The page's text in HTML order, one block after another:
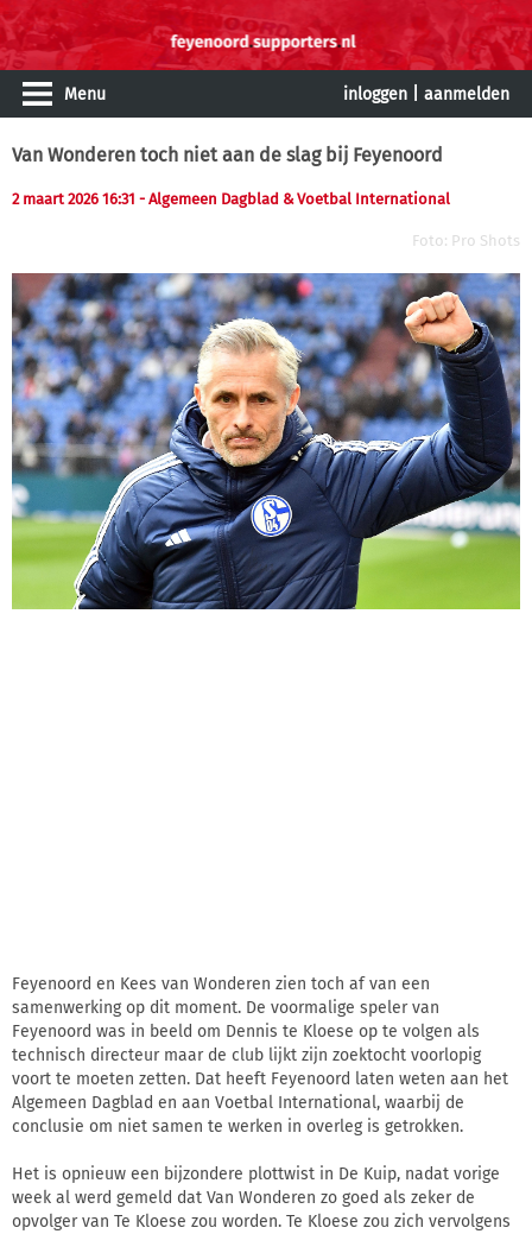
Menu inloggen aanmelden
Van Wonderen toch niet aan de slag bij Feyenoord
2 maart 2026 16:31 - Algemeen Dagblad & Voetbal International
Foto: Pro Shots
Feyenoord en Kees van Wonderen zien toch af van een
samenwerking op dit moment. De voormalige speler van
Feyenoord was in beeld om Dennis te Kloese op te volgen als
technisch directeur maar de club lijkt zijn zoektocht voorlopig
voort te moeten zetten. Dat heeft Feyenoord laten weten aan het
Algemeen Dagblad en aan Voetbal International, waarbij de
conclusie om niet samen te werken in overleg is getrokken.
Het is opnieuw een bijzondere plottwist in De Kuip, nadat vorige
week al werd gemeld dat Van Wonderen zo goed als zeker de
opvolger van Te Kloese zou worden. Te Kloese zou zich vervolgens